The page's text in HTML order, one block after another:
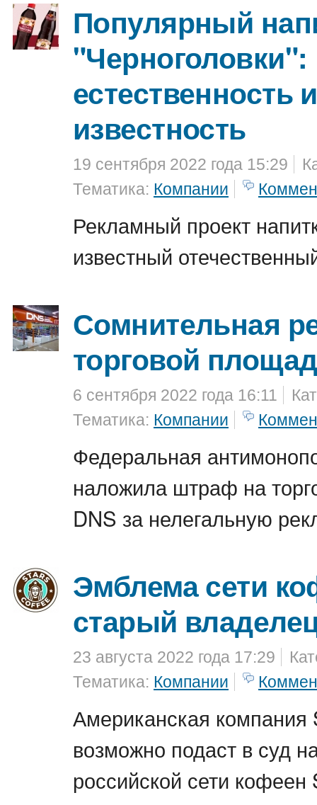
Популярный
"Черноголовки":
естественность и
известность
19 сентября 2022 года 15:29
Тематика: Компании
Рекламный проект
известный
Сомнительная
торговой
6 сентября 2022 года 16:11
Тематика: Компании
Федеральная
наложила штраф на
DNS за нелегальную
Эмблема сети
старый
23 августа 2022 года 17:29
Тематика: Компании
Американская компания
возможно подаст в суд
российской сети